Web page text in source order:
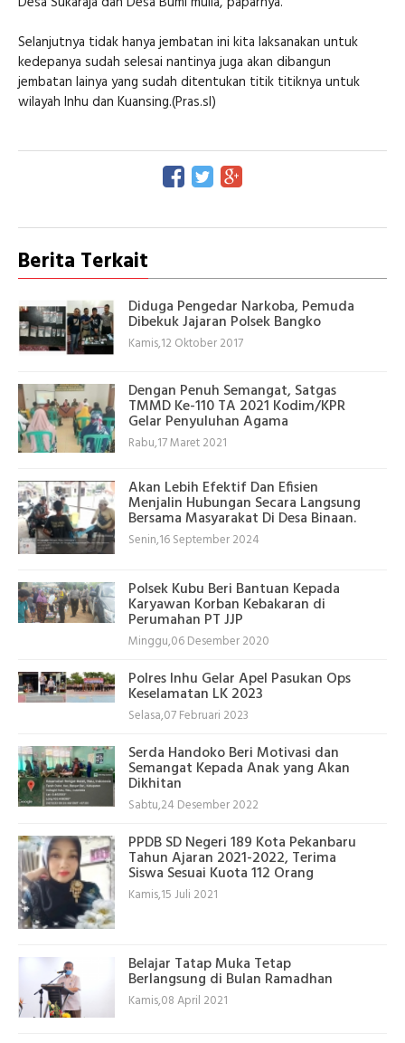
Selanjutnya tidak hanya jembatan ini kita laksanakan untuk
kedepanya sudah selesai nantinya juga akan dibangun
jembatan lainya yang sudah ditentukan titik titiknya untuk
wilayah Inhu dan Kuansing.(Pras.sl)
Berita Terkait
Diduga Pengedar Narkoba, Pemuda
Dibekuk Jajaran Polsek Bangko
Kamis,12 Oktober 2017
Dengan Penuh Semangat, Satgas
TMMD Ke-110 TA 2021 Kodim/KPR
Gelar Penyuluhan Agama
Rabu,17 Maret 2021
Akan Lebih Efektif Dan Efisien
Menjalin Hubungan Secara Langsung
Bersama Masyarakat Di Desa Binaan.
Senin,16 September 2024
Polsek Kubu Beri Bantuan Kepada
Karyawan Korban Kebakaran di
Perumahan PT JJP
Minggu,06 Desember 2020
Polres Inhu Gelar Apel Pasukan Ops
Keselamatan LK 2023
Selasa,07 Februari 2023
Serda Handoko Beri Motivasi dan
Semangat Kepada Anak yang Akan
Dikhitan
Sabtu,24 Desember 2022
PPDB SD Negeri 189 Kota Pekanbaru
Tahun Ajaran 2021-2022, Terima
Siswa Sesuai Kuota 112 Orang
Kamis,15 Juli 2021
Belajar Tatap Muka Tetap
Berlangsung di Bulan Ramadhan
Kamis,08 April 2021